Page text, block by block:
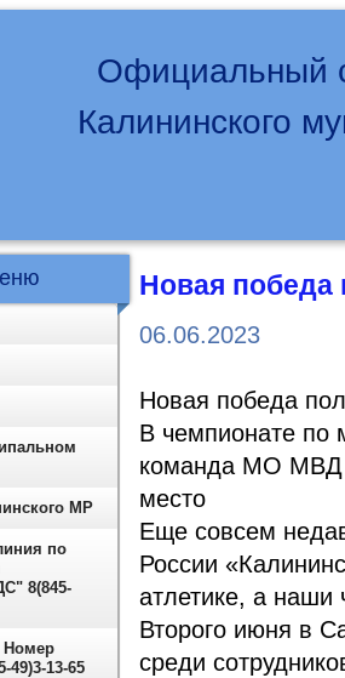
Официальный
Калининского
Новая победа
06.06.2023
Новая победа
В чемпионате по
команда МО МВД
место
Еще совсем
России
атлетике, а наши
Второго июня в
среди
МР
по
8(845-
49)3-13-65